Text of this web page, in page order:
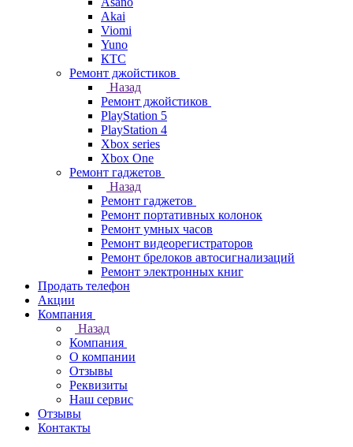
Akai
Viomi
Yuno
КТС
Ремонт джойстиков
Назад
Ремонт джойстиков
PlayStation 5
PlayStation 4
Xbox series
Xbox One
Ремонт гаджетов
Назад
Ремонт гаджетов
Ремонт портативных колонок
Ремонт умных часов
Ремонт видеорегистраторов
Ремонт брелоков автосигнализаций
Ремонт электронных книг
Продать телефон
Акции
Компания
Назад
Компания
О компании
Отзывы
Реквизиты
Наш сервис
Отзывы
Контакты